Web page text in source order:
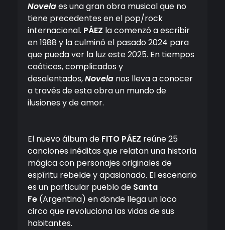
Novelaes una gran obra musical que no
tiene precedentes en el pop/rock
internacional. PÁEZ la comenzó a escribir
en 1988 y la culminó el pasado 2024 para
que pueda ver la luz este 2025. En tiempos
caóticos, complicados y
desalentados,Novela nos lleva a conocer
a través de esta obra un mundo de
ilusiones y de amor.
El nuevo álbum de FITO PÁEZ reúne 25
canciones inéditas que relatan una historia
mágica con personajes originales de
espíritu rebelde y apasionado. El escenario
es un particular pueblo de Santa
Fe (Argentina) en donde llega un loco
circo que revoluciona las vidas de sus
habitantes.